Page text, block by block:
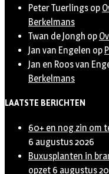
Peter Tuerlings op
Berkelmans
Twan de Jongh op
Jan van Engelen op
Jan en Roos van
Berkelmans
LAATSTE BERICHTEN
60+ en nog zin om
6 augustus 2026
Buxusplanten in
opzet 6 augustus